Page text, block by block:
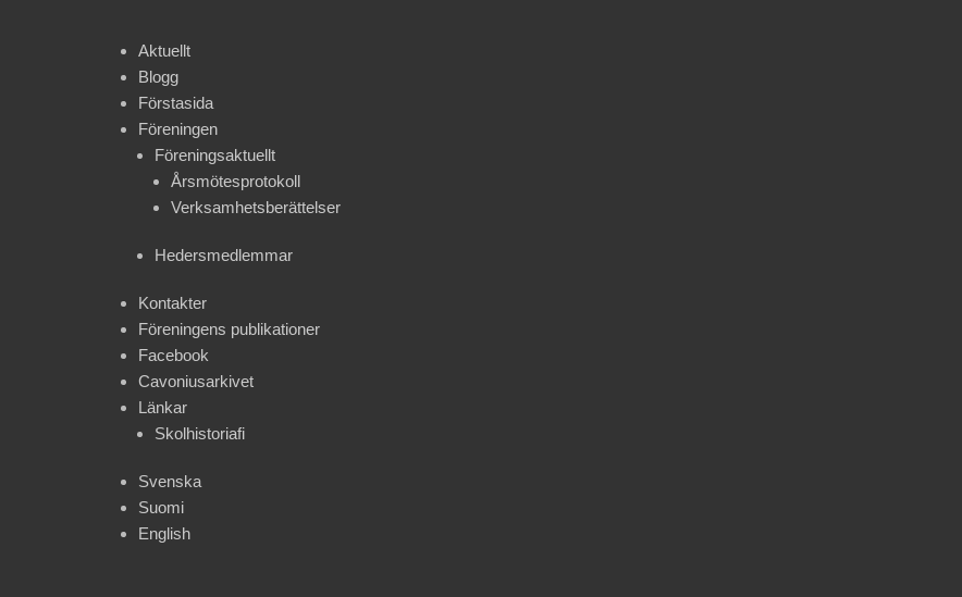
Aktuellt
Blogg
Förstasida
Föreningen
Föreningsaktuellt
Årsmötesprotokoll
Verksamhetsberättelser
Hedersmedlemmar
Kontakter
Föreningens publikationer
Facebook
Cavoniusarkivet
Länkar
Skolhistoriafi
Svenska
Suomi
English